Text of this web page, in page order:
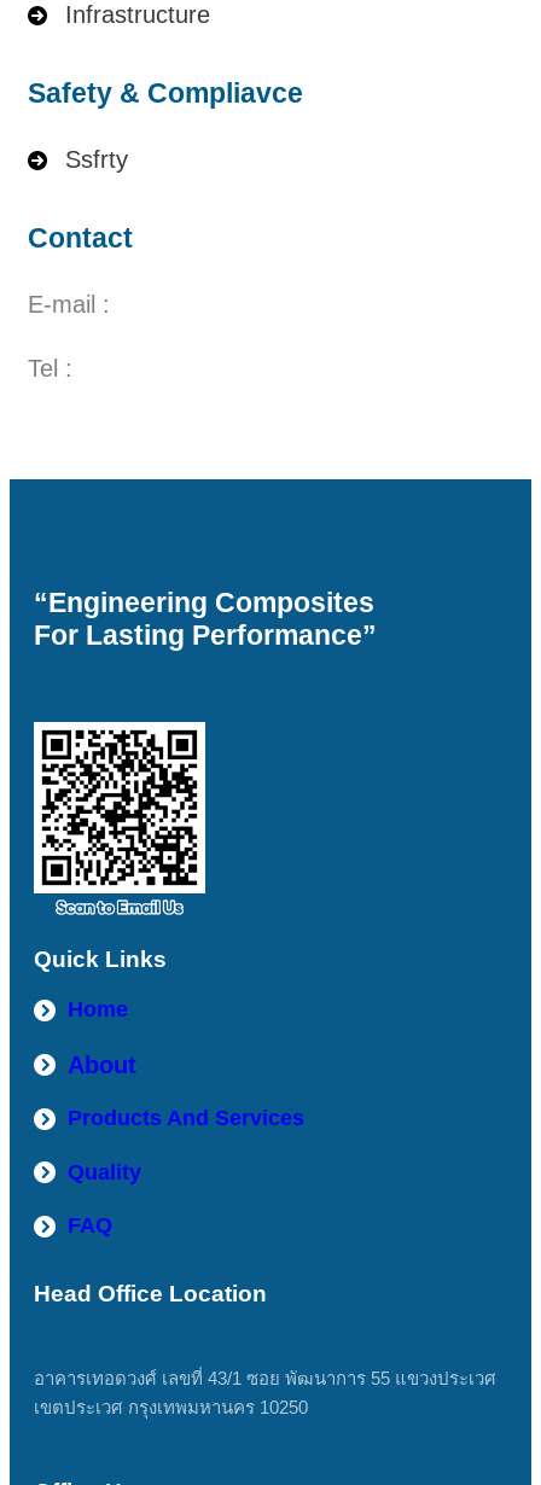
Infrastructure
Safety & Compliavce
Ssfrty
Contact
E-mail :
Tel :
“Engineering Composites
For Lasting Performance”
Quick Links
Home
About
Products And Services
Quality
FAQ
Head Office Location
อาคารเทอดวงศ์ เลขที่ 43/1 ซอย พัฒนาการ 55 แขวงประเวศ
เขตประเวศ กรุงเทพมหานคร 10250